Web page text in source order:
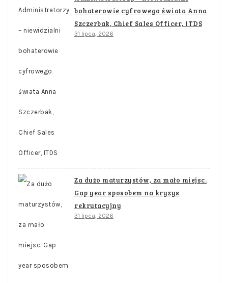
bohaterowie cyfrowego świata Anna
Szczerbak, Chief Sales Officer, ITDS
31 lipca, 2026
Za dużo maturzystów, za mało miejsc.
Gap year sposobem na kryzys
rekrutacyjny
31 lipca, 2026